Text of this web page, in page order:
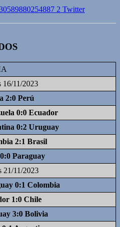
2 Twitter
16/11/2023
2:0 Perú
0:0 Ecuador
0:2 Uruguay
2:1 Brasil
Paraguay
21/11/2023
0:1 Colombia
1:0 Chile
3:0 Bolivia